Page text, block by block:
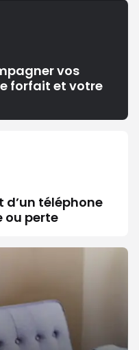
vos
forfait et votre
téléphone
ou perte